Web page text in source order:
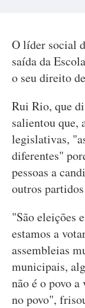
O líder social
saída da
o seu direito
Rui Rio, que
salientou que,
legislativas,
diferentes"
pessoas a
outros
"São eleições
estamos a
assembleias
municipais,
não é o povo
no povo",